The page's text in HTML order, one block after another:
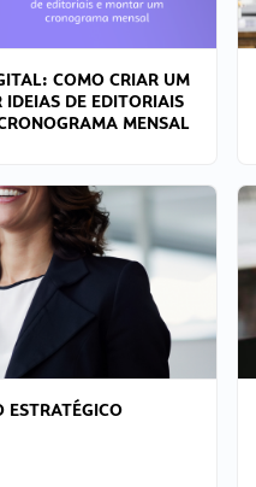
COMO CRIAR UM
DE EDITORIAIS
MENSAL
ESTRATÉGICO